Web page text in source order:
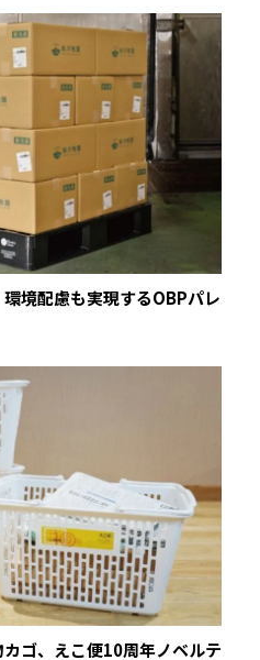
境配慮も実現するOBPパレ
ゴ、えこ便10周年ノベルテ